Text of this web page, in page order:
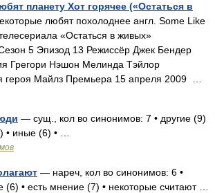
планету Хот горячее («Остаться в
любят похолоднее англ. Some Like
«Остаться в живых»
5 Эпизод 13 Режиссёр Джек Бендер
Грегори Нэшон Мелинда Тэйлор
героя Майлз Премьера 15 апреля 2009 …
— сущ., кол во синонимов: 7 • другие (9)
• иные (6) • …
— нареч, кол во синонимов: 6 •
(6) • есть мнение (7) • некоторые считают …